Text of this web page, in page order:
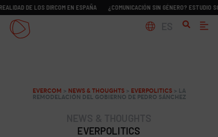
LOS DIRCOM EN ESPAÑA ¿COMUNICACIÓN SIN GÉNERO? ESTUDIO SOBRE LA
EVERCOM > NEWS & THOUGHTS> EVERPOLITICS> LA
REMODELACIÓN DEL GOBIERNO DE PEDRO SÁNCHEZ
EVERPOLITICS